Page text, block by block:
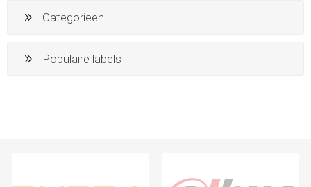
Categorieen
Populaire labels